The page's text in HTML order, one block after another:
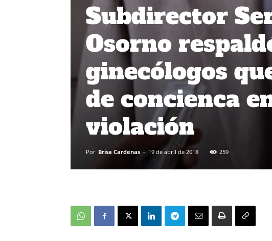
Subdirector
Osorno
ginecólogos
de concienca
violación
Por Brisa Cardenas - 19 de abril de 2018 259